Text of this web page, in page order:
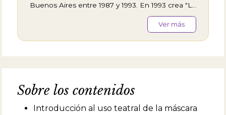
Buenos Aires entre 1987 y 1993. En 1993 crea "La
Trup", primera compañía de Nuevo Circo de
Argentina, y la dirige hasta 1997. Desde 1995 ha
montado espectáculos en &nbsp;el Teatro
General San Martín, Teatro Nacional Cervantes,
director se han visto en España, Francia,
Uruguay. Fue merecedor de los principales
Ver más
Sobre los contenidos
Introducción al uso teatral de la máscara